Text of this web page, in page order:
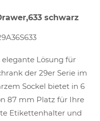
schwarz
Lösung für
der 29er Serie im
Sockel bietet in 6
87 mm Platz für Ihre
Etikettenhalter und